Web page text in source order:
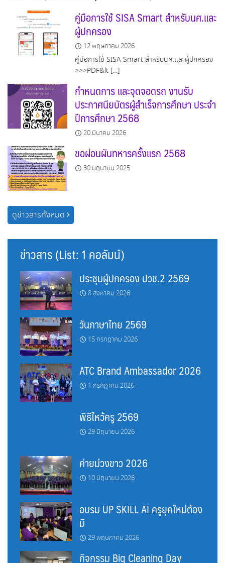
คู่มือการใช้ SISA Smart สำหรับนศ.และ
ผู้ปกครอง
12 พฤษภาคม 2026
คู่มือการใช้ SISA Smart สำหรับนศ.และผู้ปกครอง
>>>PDF&lt […]
กำหนดการ และจุดจอดรถ งานรับ
ประกาศนียบัตรผู้สำเร็จการศึกษา ประจำ
ปีการศึกษา 2568
20 มีนาคม 2026
ขอผ่อนผันทหารครั้งแรก 2568
30 มิถุนายน 2025
ดูข่าวสารทั้งหมด
ข่าวสาร (List: 1 คอลัมน์)
ประชุมผู้ปกครอง ปวช.2 2569
8 สิงหาคม 2026
วันภาษาไทย 2569
15 กรกฎาคม 2026
ATC Brand Ambassador 2026
1 กรกฎาคม 2026
พิธีไหว้ครู 2569
29 มิถุนายน 2026
ค่ายม่วงขาว 2026
10 มิถุนายน 2026
อบรม UP SKILL AI ครูยุคใหม่ต้อง
มี
29 พฤษภาคม 2026
กิจกรรม Big Cleaning Day